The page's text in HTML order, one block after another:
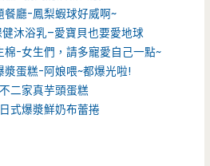
廳-鳳梨蝦球好威啊~
沐浴乳–愛寶貝也要愛地球
-女生們，請多寵愛自己一點~
蛋糕-阿娘喂~都爆光啦!
二家真芋頭蛋糕
式爆漿鮮奶布蕾捲